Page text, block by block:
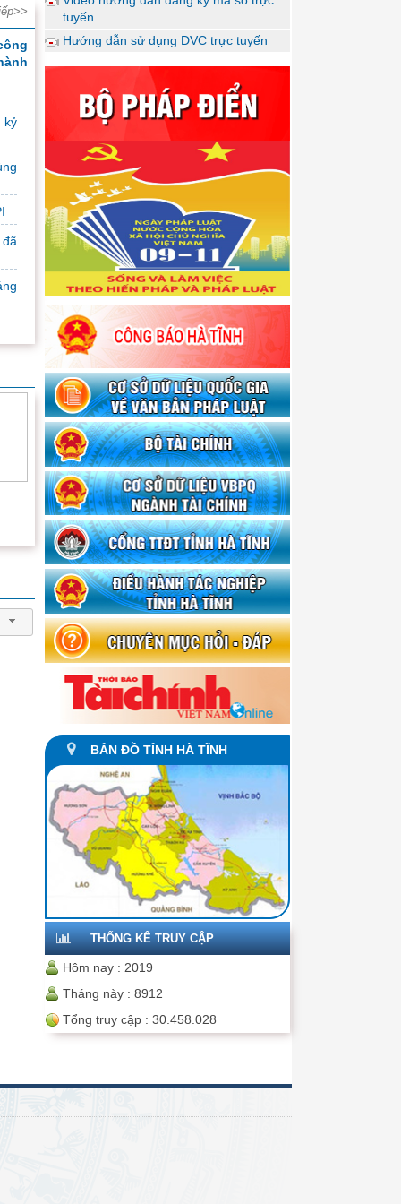
kỷ
chia tay Đ.c Phùng
Nguyệt, Phó giám
Lễ Chào cờ Tháng
11/2023
Chi Đoàn Sở Tài
tổ chức Lễ Hội trăng
rằm năm 2023
tuyến
Hướng dẫn sử dụng DVC trực tuyến
BẢN ĐỒ TỈNH HÀ TĨNH
THỐNG KÊ TRUY CẬP
Hôm nay : 2019
Tháng này : 8912
Tổng truy cập : 30.458.028